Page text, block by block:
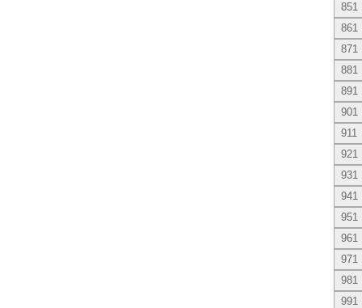
851
861
871
881
891
901
911
921
931
941
951
961
971
981
991